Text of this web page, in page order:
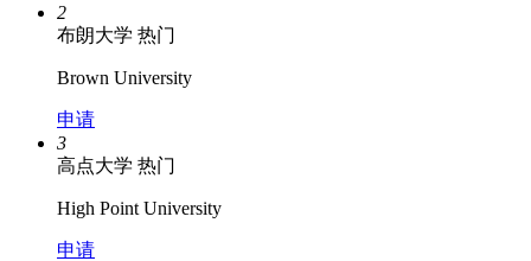
2
布朗大学 热门
Brown University
申请
3
高点大学 热门
High Point University
申请